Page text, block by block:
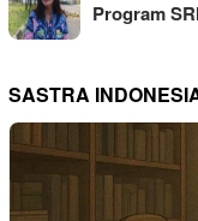
Program
SASTRA